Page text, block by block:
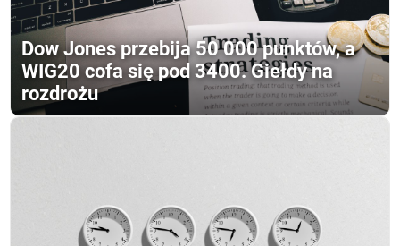
Dow Jones przebija 50 000 punktów, a
WIG20 cofa się pod 3400. Giełdy na
rozdrożu